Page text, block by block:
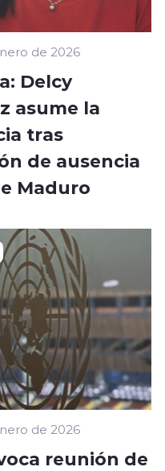
de 2026
Delcy
asume la
tras
de ausencia
Maduro
de 2026
reunión de